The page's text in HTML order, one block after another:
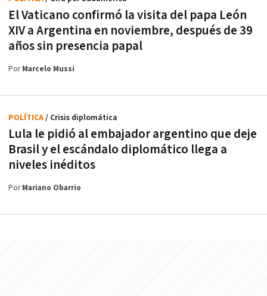
El Vaticano confirmó la visita del papa León
XIV a Argentina en noviembre, después de 39
años sin presencia papal
PorMarcelo Mussi
Lula le pidió al embajador argentino que deje
Brasil y el escándalo diplomático llega a
niveles inéditos
POLÍTICA/ Crisis diplomática
PorMariano Obarrio